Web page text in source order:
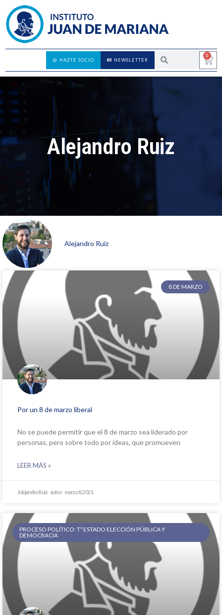
0
NEWSLETTER
HAZTE SOCIO
Alejandro Ruiz
Alejandro Ruiz
8 DE MARZO
Por un 8 de marzo liberal
No se puede permitir que el 8 de marzo sea liderado por
personas, pero sobre todo por ideas, que promueven
LEER MÁS »
Alejandro Ruiz marzo 8, 2021
PROCESO POLÍTICO: Tª ESTADO ELECCIÓN PÚBLICA Y
DEMOCRACIA